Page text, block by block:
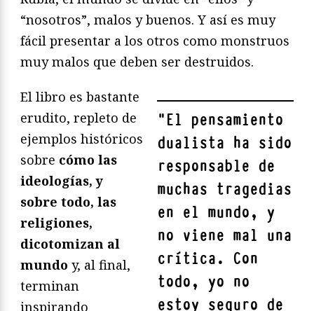
“nosotros”, malos y buenos. Y así es muy
fácil presentar a los otros como monstruos
muy malos que deben ser destruidos.
"El pensamiento
dualista ha sido
responsable de
muchas tragedias
en el mundo, y
no viene mal una
crítica. Con
todo, yo no
estoy seguro de
El libro es bastante
erudito, repleto de
ejemplos históricos
sobre cómo las
ideologías, y
sobre todo, las
religiones,
dicotomizan al
mundo y, al final,
terminan
inspirando